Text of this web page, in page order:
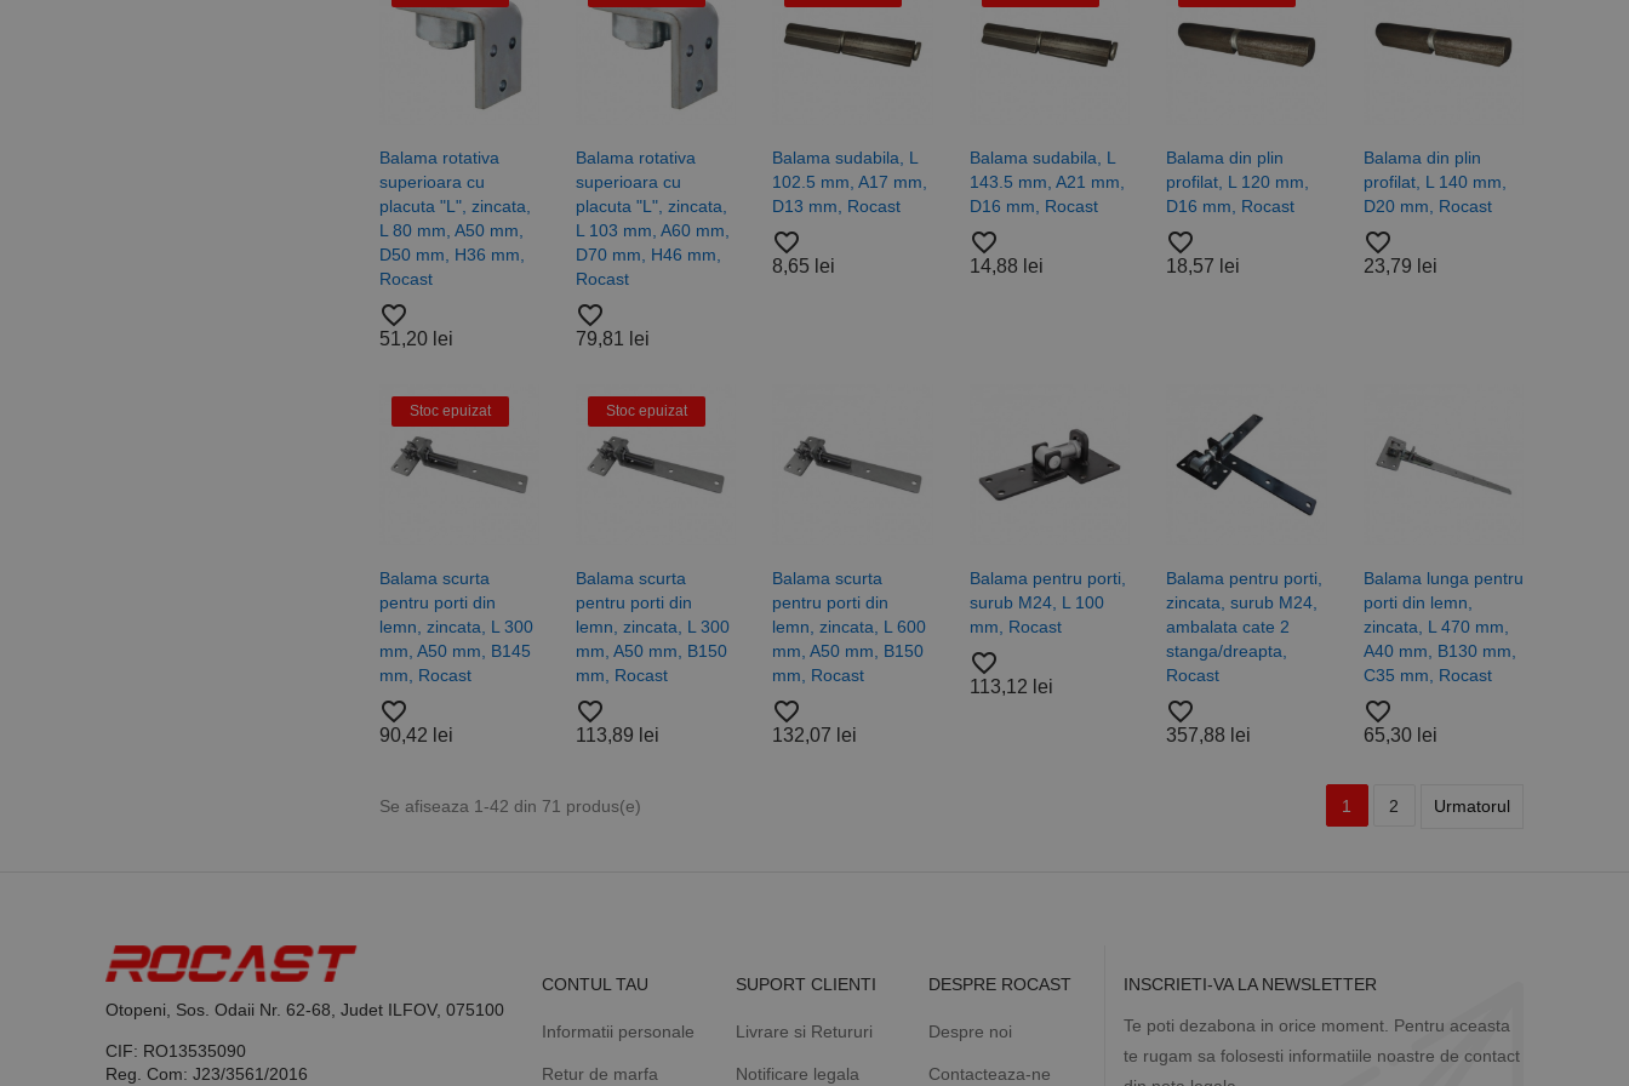
Balama rotativa
superioara cu
placuta "L", zincata,
L 80 mm, A50 mm,
D50 mm, H36 mm,
Rocast
favorite_border
51,20 lei
Balama rotativa
superioara cu
placuta "L", zincata,
L 103 mm, A60 mm,
D70 mm, H46 mm,
Rocast
favorite_border
79,81 lei
Balama sudabila, L
102.5 mm, A17 mm,
D13 mm, Rocast
favorite_border
8,65 lei
Balama sudabila, L
143.5 mm, A21 mm,
D16 mm, Rocast
favorite_border
14,88 lei
Balama din plin
profilat, L 120 mm,
D16 mm, Rocast
favorite_border
18,57 lei
Balama din plin
profilat, L 140 mm,
D20 mm, Rocast
favorite_border
23,79 lei
Stoc epuizat
Balama scurta
pentru porti din
lemn, zincata, L 300
mm, A50 mm, B145
mm, Rocast
favorite_border
90,42 lei
Stoc epuizat
Balama scurta
pentru porti din
lemn, zincata, L 300
mm, A50 mm, B150
mm, Rocast
favorite_border
113,89 lei
Balama scurta
pentru porti din
lemn, zincata, L 600
mm, A50 mm, B150
mm, Rocast
favorite_border
132,07 lei
Balama pentru porti,
surub M24, L 100
mm, Rocast
favorite_border
113,12 lei
Balama pentru porti,
zincata, surub M24,
ambalata cate 2
stanga/dreapta,
Rocast
favorite_border
357,88 lei
Balama lunga pentru
porti din lemn,
zincata, L 470 mm,
A40 mm, B130 mm,
C35 mm, Rocast
favorite_border
65,30 lei
Se afiseaza 1-42 din 71 produs(e) 1 2 Urmatorul
Otopeni, Sos. Odaii Nr. 62-68, Judet ILFOV, 075100
CIF: RO13535090
Reg. Com: J23/3561/2016
CONTUL TAU
Informatii personale
Retur de marfa
SUPORT CLIENTI
Livrare si Retururi
Notificare legala
DESPRE ROCAST
Despre noi
Contacteaza-ne
INSCRIETI-VA LA NEWSLETTER
Te poti dezabona in orice moment. Pentru aceasta
te rugam sa folosesti informatiile noastre de contact
.rocast.ro
Acest cookie este utilizat pentru a distinge utilizatorii unici prin atribuirea unui
număr generat aleatoriu ca identificator de client. Este inclus în fiecare solicitare
de pagină dintr-un site și este utilizat pentru a calcula datele despre vizitatori,
sesiuni și campanii pentru rapoartele de analiză a site-urilor.
_ga_DLLLWQBGGX
Acest cookie este folosit de Google Analytics pentru a persista starea sesiunii.
vizitatorii este furnizat în mod normal de un centru de date terță parte sau de un
schimb de anunțuri.